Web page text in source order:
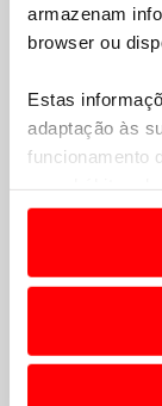
armazenam
browser ou
Estas
adaptação às
funcionamento
e anúncios de
Em alguns
termos e a
o acesso a